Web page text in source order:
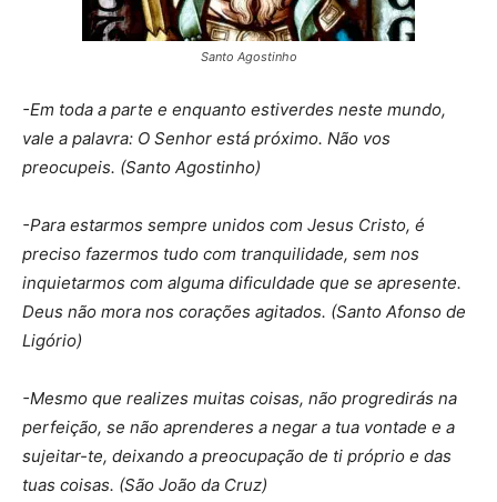
Santo Agostinho
-Em toda a parte e enquanto estiverdes neste mundo,
vale a palavra: O Senhor está próximo. Não vos
preocupeis. (Santo Agostinho)
-Para estarmos sempre unidos com Jesus Cristo, é
preciso fazermos tudo com tranquilidade, sem nos
inquietarmos com alguma dificuldade que se apresente.
Deus não mora nos corações agitados. (Santo Afonso de
Ligório)
-Mesmo que realizes muitas coisas, não progredirás na
perfeição, se não aprenderes a negar a tua vontade e a
sujeitar-te, deixando a preocupação de ti próprio e das
tuas coisas. (São João da Cruz)